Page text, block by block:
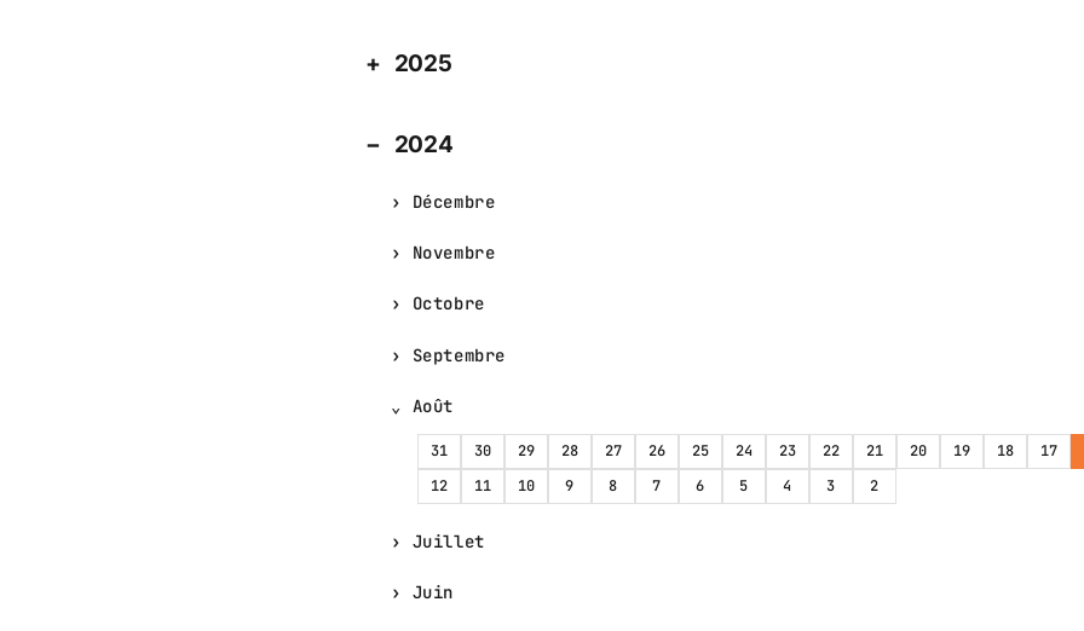
2025
2024
Décembre
Novembre
Octobre
Septembre
Août
31 30 29 28 27 26 25 24 23 22 21 20 19 18 17
12
11 10 9 8 7 6 5 4 3 2
Juillet
Juin